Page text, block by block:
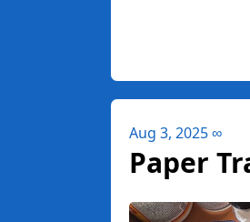
Aug 3, 2025∞
Paper